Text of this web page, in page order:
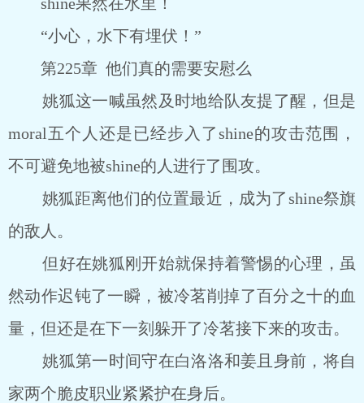
“小心，水下有埋伏！”
第225章 他们真的需要安慰么
姚狐这一喊虽然及时地给队友提了醒，但是
moral五个人还是已经步入了shine的攻击范围，
不可避免地被shine的人进行了围攻。
姚狐距离他们的位置最近，成为了shine祭旗
的敌人。
但好在姚狐刚开始就保持着警惕的心理，虽
然动作迟钝了一瞬，被冷茗削掉了百分之十的血
量，但还是在下一刻躲开了冷茗接下来的攻击。
姚狐第一时间守在白洛洛和姜且身前，将自
家两个脆皮职业紧紧护在身后。